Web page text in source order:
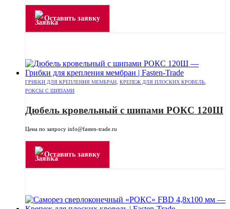
Оставить заявку
ГРИБКИ ДЛЯ КРЕПЛЕНИЯ МЕМБРАН КРЕПЕЖ ДЛЯ ПЛОСКИХ КРОВЕЛЬ
РОКСЫ С ШИПАМИ
Дюбель кровельный с шипами РОКС 120Ш
Цена по запросу info@fasten-trade.ru
Оставить заявку